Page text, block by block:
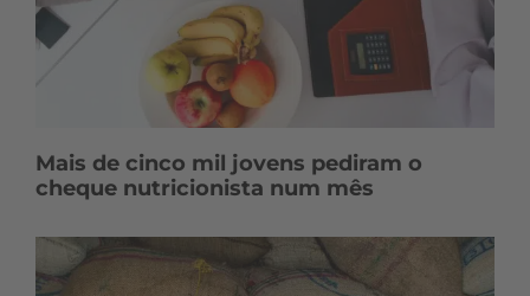
Mais de cinco mil jovens pediram o
cheque nutricionista num mês